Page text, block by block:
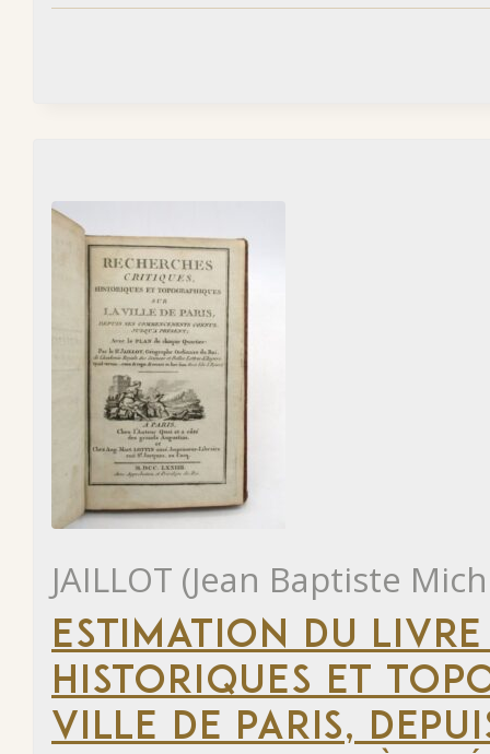
JAILLOT (Jean Baptiste
ESTIMATION DU
HISTORIQUES ET
VILLE DE PARIS,